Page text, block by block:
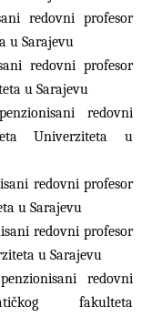
redovni profesor
u Sarajevu
redovni profesor
u Sarajevu
redovni
Univerziteta u
redovni profesor
u Sarajevu
redovni profesor
u Sarajevu
redovni
fakulteta